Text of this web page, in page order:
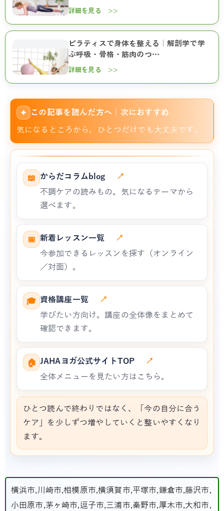
詳細を見る >>
ピラティスで身体を整える｜解剖学で学
ぶ呼吸・骨格・筋肉のつ…
詳細を見る >>
✦ この記事を読んだ方へ｜次におすすめ
気になるところから、ひとつだけでも大丈夫です。
📖 からだコラムblog
↗
不調ケアの読みもの。気になるテーマから
選べます。
📅 新着レッスン一覧
↗
今参加できるレッスンを探す（オンライン
／対面）。
🎓 資格講座一覧
↗
学びたい方向け。講座の全体像をまとめて
確認できます。
🏠 JAHAヨガ公式サイトTOP
↗
全体メニューを見たい方はこちら。
ひとつ読んで終わりではなく、「今の自分に合う
ケア」を少しずつ増やしていくと整いやすくなり
ます。
横浜市,川崎市,相模原市,横須賀市,平塚市,鎌倉市,藤沢市,
小田原市,茅ヶ崎市,逗子市,三浦市,秦野市,厚木市,大和市,